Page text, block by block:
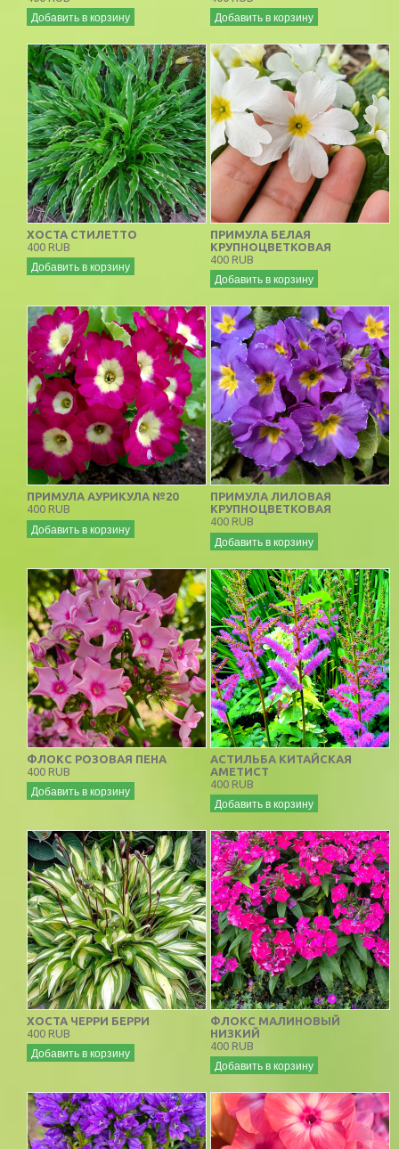
Добавить в корзину Добавить в корзину
ХОСТА СТИЛЕТТО
400 RUB
Добавить в корзину
ПРИМУЛА БЕЛАЯ
КРУПНОЦВЕТКОВАЯ
400 RUB
Добавить в корзину
ПРИМУЛА АУРИКУЛА №20
400 RUB
Добавить в корзину
ПРИМУЛА ЛИЛОВАЯ
КРУПНОЦВЕТКОВАЯ
400 RUB
Добавить в корзину
ФЛОКС РОЗОВАЯ ПЕНА
400 RUB
Добавить в корзину
АСТИЛЬБА КИТАЙСКАЯ
АМЕТИСТ
400 RUB
Добавить в корзину
ХОСТА ЧЕРРИ БЕРРИ
400 RUB
Добавить в корзину
ФЛОКС МАЛИНОВЫЙ
НИЗКИЙ
400 RUB
Добавить в корзину